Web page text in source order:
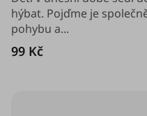
5
hvězdiček.
99 Kč
hýbat. Pojďme je
pohybu a...